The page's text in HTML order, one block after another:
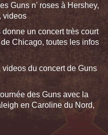
Guns n' roses à Hershey,
videos
un concert très court
Chicago, toutes les infos
videos du concert de Guns
des Guns avec la
en Caroline du Nord,